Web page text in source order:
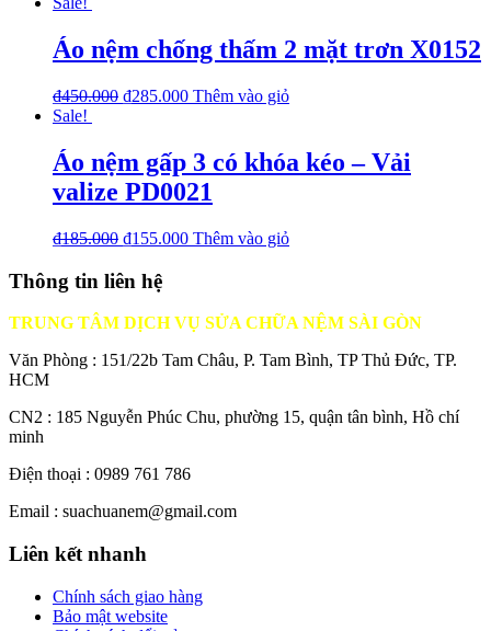
Áo nệm chống thấm 2 mặt trơn X0152
₫450.000 ₫285.000 Thêm vào giỏ
Sale!
Áo nệm gấp 3 có khóa kéo – Vải
valize PD0021
₫185.000 ₫155.000 Thêm vào giỏ
Thông tin liên hệ
TRUNG TÂM DỊCH VỤ SỬA CHỮA NỆM SÀI GÒN
Văn Phòng : 151/22b Tam Châu, P. Tam Bình, TP Thủ Đức, TP.
HCM
CN2 : 185 Nguyễn Phúc Chu, phường 15, quận tân bình, Hồ chí
minh
Điện thoại : 0989 761 786
Email : suachuanem@gmail.com
Liên kết nhanh
Chính sách giao hàng
Bảo mật website